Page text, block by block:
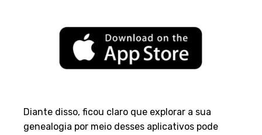
Diante disso, ficou claro que explorar a sua
genealogia por meio desses aplicativos pode